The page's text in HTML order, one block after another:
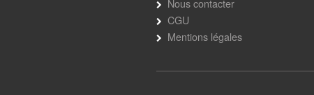
Nous contacter
CGU
Mentions légales